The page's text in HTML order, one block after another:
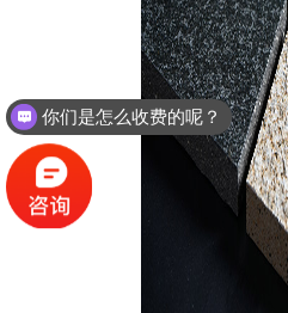
你们是怎么收费的呢？